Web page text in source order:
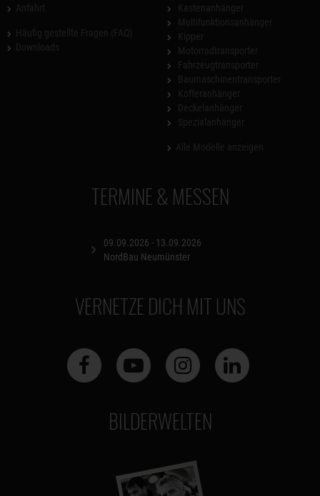
TERMINE & MESSEN
09.09.2026 - 13.09.2026
NordBau Neumünster
VERNETZE DICH MIT UNS
BILDERWELTEN